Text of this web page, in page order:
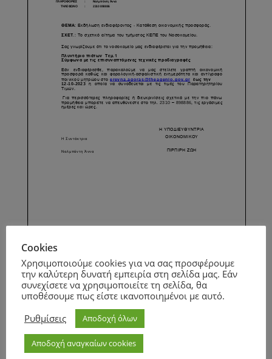
Page1 /1 Zoom100%
Cookies
Χρησιμοποιούμε cookies για να σας προσφέρουμε
την καλύτερη δυνατή εμπειρία στη σελίδα μας. Εάν
συνεχίσετε να χρησιμοποιείτε τη σελίδα, θα
υποθέσουμε πως είστε ικανοποιημένοι με αυτό.
Ρυθμίσεις
Αποδοχή όλων
Αποδοχή αναγκαίων cookies